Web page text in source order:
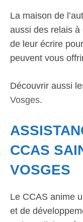
La maison de
aussi des relais
de leur écrire
peuvent vous
Découvrir aussi
Vosges.
CCAS
VOSGES
Le CCAS anime
et de